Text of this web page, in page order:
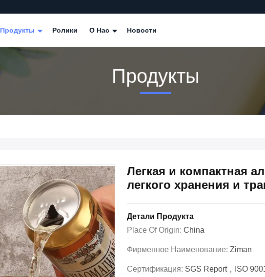
Продукты Ролики О Нас Новости
Продукты
Легкая и компактная
легкого хранения и
Детали Продукта
Place Of Origin: China
Фирменное Наименование: Ziman
Сертификация: SGS Report，ISO